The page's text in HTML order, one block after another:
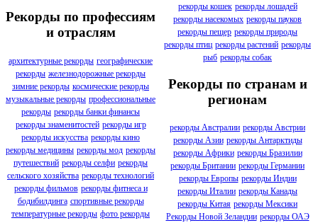
Рекорды по профессиям
и отраслям
архитектурные рекорды географические
рекорды железнодорожные рекорды
зимние рекорды космические рекорды
музыкальные рекорды профессиональные
рекорды рекорды банки финансы
рекорды знаменитостей рекорды игр
рекорды искусства рекорды кино
рекорды медицины рекорды мод рекорды
путешествий рекорды селфи рекорды
сельского хозяйства рекорды технологий
рекорды фильмов рекорды фитнеса и
бодибилдинга спортивные рекорды
температурные рекорды фото рекорды
рекорды кошек рекорды лошадей
рекорды насекомых рекорды пауков
рекорды пещер рекорды природы
рекорды птиц рекорды растений рекорды
рыб рекорды собак
Рекорды по странам и
регионам
рекорды Австралии рекорды Австрии
рекорды Азии рекорды Антарктиды
рекорды Африки рекорды Бразилии
рекорды Британии рекорды Германии
рекорды Европы рекорды Индии
рекорды Италии рекорды Канады
рекорды Китая рекорды Мексики
Рекорды Новой Зеландии рекорды ОАЭ